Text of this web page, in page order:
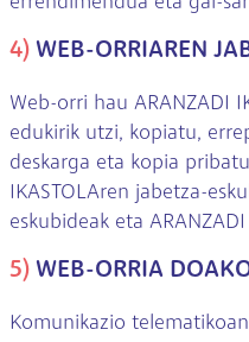
4) WEB-ORRIAREN
Web-orri hau ARANZADI
edukirik utzi, kopiatu,
deskarga eta kopia
IKASTOLAren jabetza-
eskubideak eta
5) WEB-ORRIA
Komunikazio